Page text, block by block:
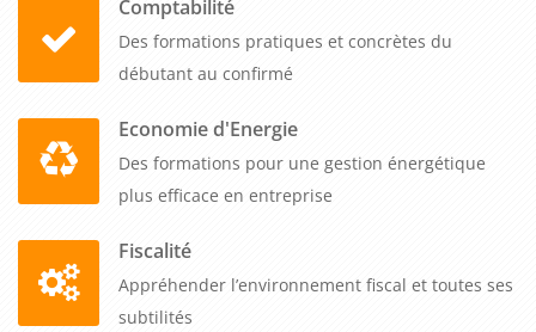
premier inscrit, les sessions sont maintenues dès un
participant, et notre tarif unique couvre de 1 à 5
collaborateurs pour un même prix tout inclus. Donnez à vos
équipes les outils pour gérer sereinement vos finances
associatives et sécuriser vos relations avec les organismes
publics.
Comptabilité
Des formations pratiques et concrètes du
débutant au confirmé
Economie d'Energie
Des formations pour une gestion énergétique
plus efficace en entreprise
Fiscalité
Appréhender l’environnement fiscal et toutes ses
subtilités